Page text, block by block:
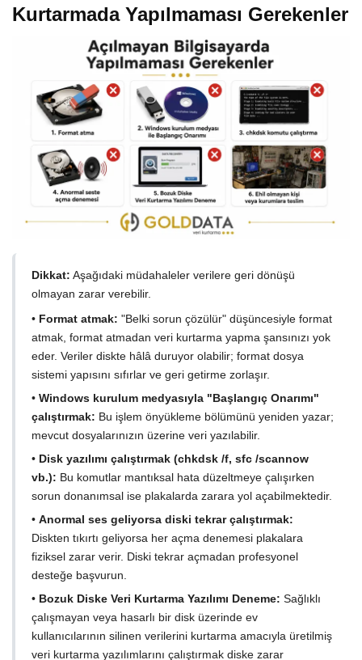
Kurtarmada Yapılmaması Gerekenler
Dikkat: Aşağıdaki müdahaleler verilere geri dönüşü
olmayan zarar verebilir.
• Format atmak: "Belki sorun çözülür" düşüncesiyle format
atmak, format atmadan veri kurtarma yapma şansınızı yok
eder. Veriler diskte hâlâ duruyor olabilir; format dosya
sistemi yapısını sıfırlar ve geri getirme zorlaşır.
• Windows kurulum medyasıyla "Başlangıç Onarımı"
çalıştırmak: Bu işlem önyükleme bölümünü yeniden yazar;
mevcut dosyalarınızın üzerine veri yazılabilir.
• Disk yazılımı çalıştırmak (chkdsk /f, sfc /scannow
vb.): Bu komutlar mantıksal hata düzeltmeye çalışırken
sorun donanımsal ise plakalarda zarara yol açabilmektedir.
• Anormal ses geliyorsa diski tekrar çalıştırmak:
Diskten tıkırtı geliyorsa her açma denemesi plakalara
fiziksel zarar verir. Diski tekrar açmadan profesyonel
desteğe başvurun.
• Bozuk Diske Veri Kurtarma Yazılımı Deneme: Sağlıklı
çalışmayan veya hasarlı bir disk üzerinde ev
kullanıcılarının silinen verilerini kurtarma amacıyla üretilmiş
veri kurtarma yazılımlarını çalıştırmak diske zarar